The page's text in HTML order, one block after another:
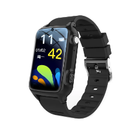
Cycle Menstruel Cadeau
Élégant Style Bijou